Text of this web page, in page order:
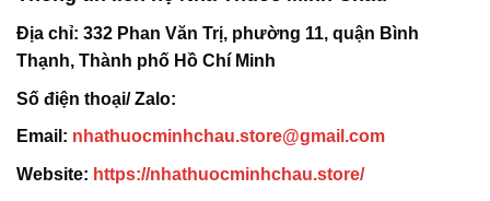
Địa chỉ: 332 Phan Văn Trị, phường 11, quận Bình
Thạnh, Thành phố Hồ Chí Minh
Số điện thoại/ Zalo:
Email: nhathuocminhchau.store@gmail.com
Website: https://nhathuocminhchau.store/